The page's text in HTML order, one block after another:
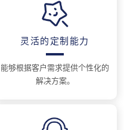
灵活的定制能力
能够根据客户需求提供个性化的
解决方案。